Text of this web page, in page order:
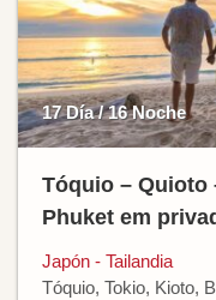
17 Día / 16 Noche
Tóquio – Quioto
Phuket em
Japón - Tailandia
Tóquio, Tokio, Kioto,